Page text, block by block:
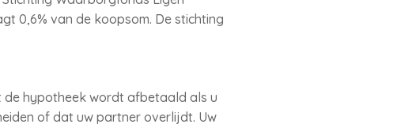
0,6% van de koopsom. De stichting
hypotheek wordt afbetaald als u
of dat uw partner overlijdt. Uw